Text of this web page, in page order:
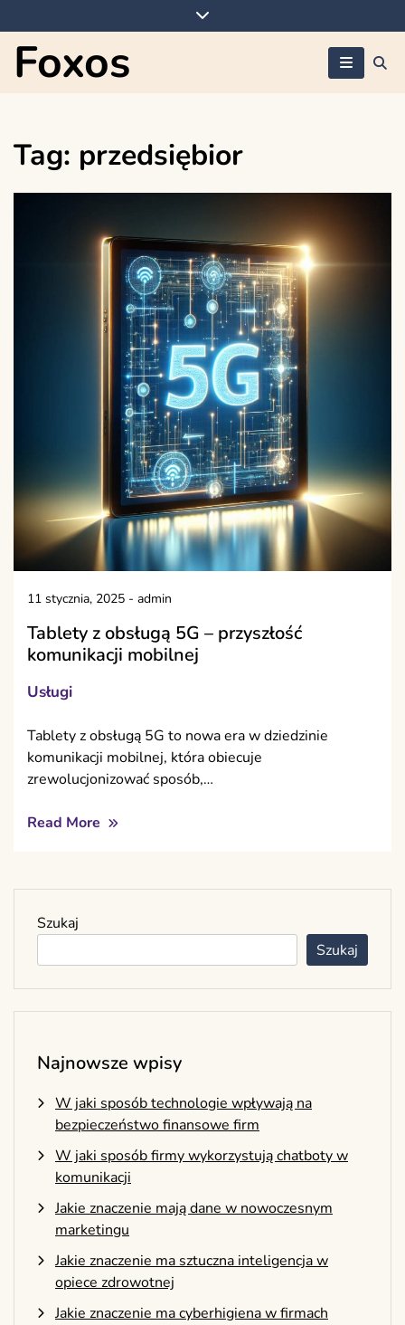
to
content
Foxos
Tag: przedsiębior
11 stycznia, 2025 - admin
Tablety z obsługą 5G – przyszłość
komunikacji mobilnej
Usługi
Tablety z obsługą 5G to nowa era w dziedzinie
komunikacji mobilnej, która obiecuje
zrewolucjonizować sposób,…
Read More
Szukaj
Szukaj
Najnowsze wpisy
W jaki sposób technologie wpływają na
bezpieczeństwo finansowe firm
W jaki sposób firmy wykorzystują chatboty w
komunikacji
Jakie znaczenie mają dane w nowoczesnym
marketingu
Jakie znaczenie ma sztuczna inteligencja w
opiece zdrowotnej
Jakie znaczenie ma cyberhigiena w firmach